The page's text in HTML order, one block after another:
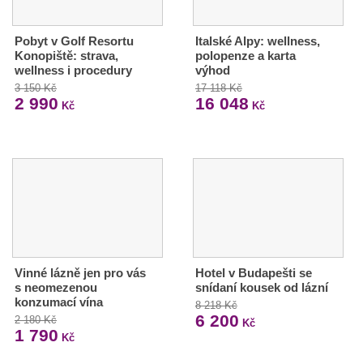
Pobyt v Golf Resortu
Konopiště: strava,
wellness i procedury
3 150 Kč
2 990 Kč
Italské Alpy: wellness,
polopenze a karta
výhod
17 118 Kč
16 048 Kč
Vinné lázně jen pro vás
s neomezenou
konzumací vína
2 180 Kč
1 790 Kč
Hotel v Budapešti se
snídaní kousek od lázní
8 218 Kč
6 200 Kč